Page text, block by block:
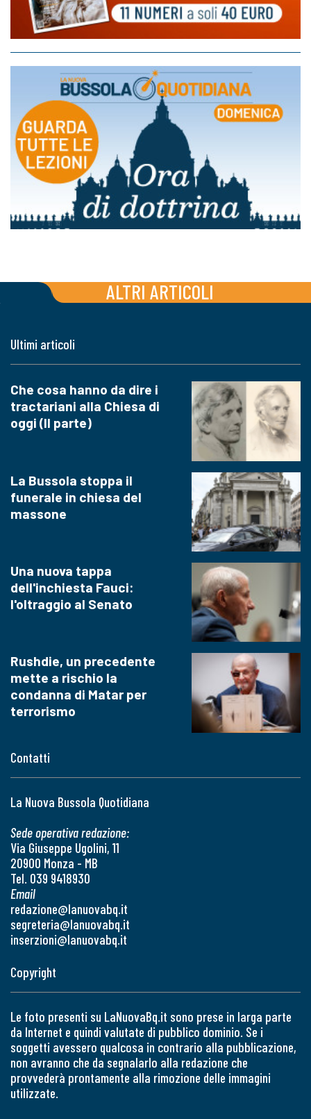
ALTRI ARTICOLI
Contatti
La Nuova Bussola Quotidiana
Sede operativa redazione:
Via Giuseppe Ugolini, 11
20900 Monza - MB
Tel. 039 9418930
Email
redazione@lanuovabq.it
segreteria@lanuovabq.it
inserzioni@lanuovabq.it
Ultimi articoli
Che cosa hanno da dire i
tractariani alla Chiesa di
oggi (II parte)
La Bussola stoppa il
funerale in chiesa del
massone
Una nuova tappa
dell'inchiesta Fauci:
l'oltraggio al Senato
Rushdie, un precedente
mette a rischio la
condanna di Matar per
terrorismo
Copyright
Le foto presenti su LaNuovaBq.it sono prese in larga parte
da Internet e quindi valutate di pubblico dominio. Se i
soggetti avessero qualcosa in contrario alla pubblicazione,
non avranno che da segnalarlo alla redazione che
provvederà prontamente alla rimozione delle immagini
utilizzate.